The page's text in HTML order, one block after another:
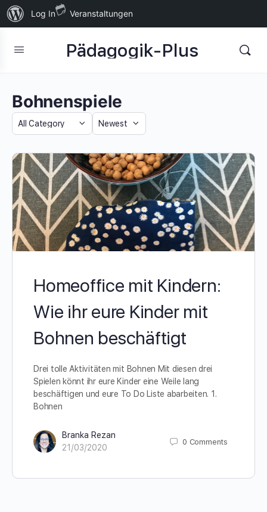
Über
WordPress
Log In Veranstaltungen
Pädagogik-Plus
Bohnenspiele
Category
Sort
Homeoffice mit Kindern:
Wie ihr eure Kinder mit
Bohnen beschäftigt
Drei tolle Aktivitäten mit Bohnen Mit diesen drei
Spielen könnt ihr eure Kinder eine Weile lang
beschäftigen und eure To Do Liste abarbeiten. 1.
Bohnen
Branka Rezan
21/03/2020
0 Comments